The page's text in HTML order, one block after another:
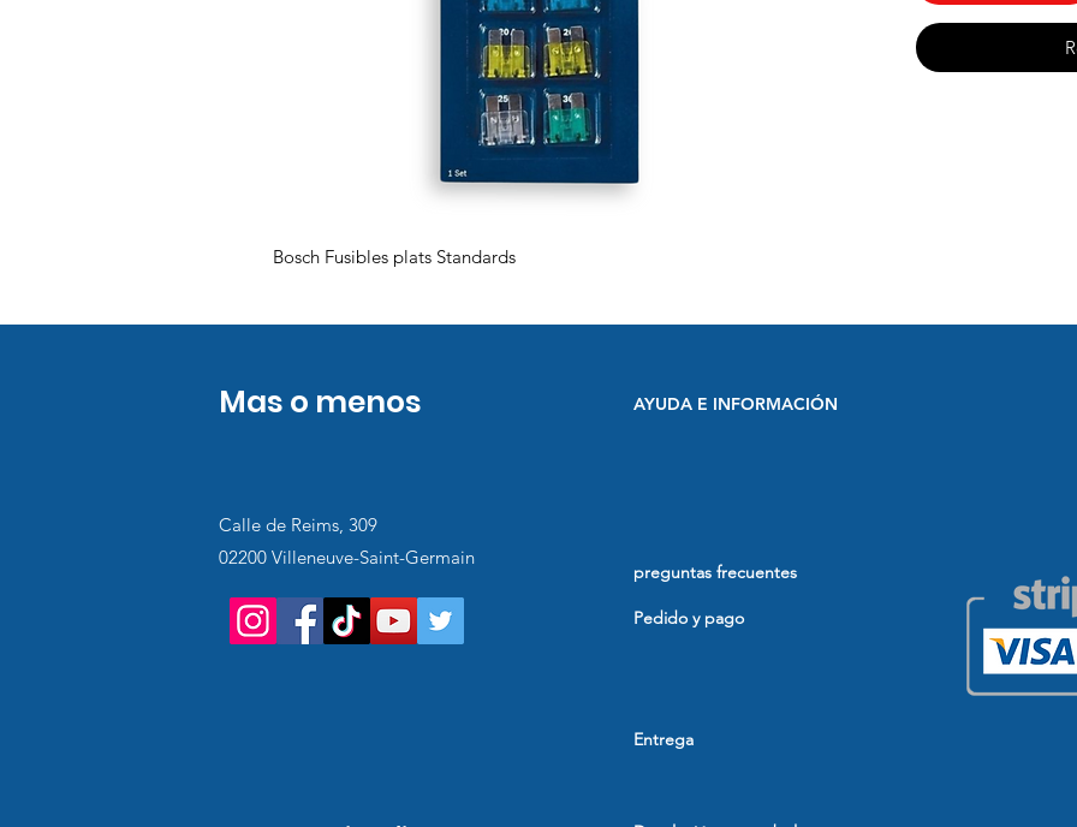
Bosch Fusibles plats Standards
Mas o menos AYUDA E INFORMACIÓN
Calle de Reims, 309
02200 Villeneuve-Saint-Germain
preguntas frecuentes
Pedido y pago
Entrega